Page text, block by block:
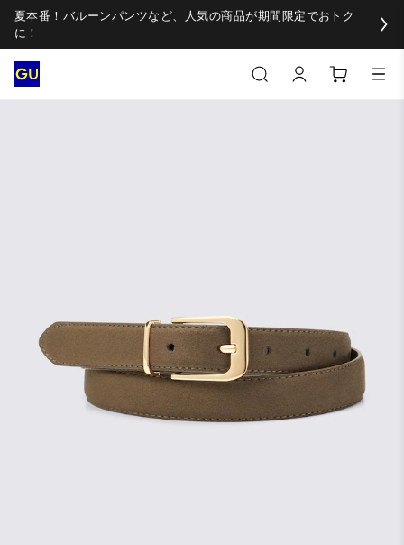
夏本番！バルーンパンツなど、人気の商品が期間限定でおトク
に！